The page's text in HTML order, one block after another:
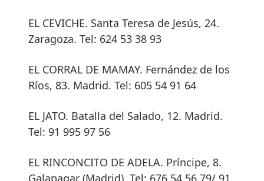
EL CEVICHE. Santa Teresa de Jesús, 24.
Zaragoza. Tel: 624 53 38 93
EL CORRAL DE MAMAY. Fernández de los
Ríos, 83. Madrid. Tel: 605 54 91 64
EL JATO. Batalla del Salado, 12. Madrid.
Tel: 91 995 97 56
EL RINCONCITO DE ADELA. Príncipe, 8.
Galapagar (Madrid). Tel: 676 54 56 79/ 91